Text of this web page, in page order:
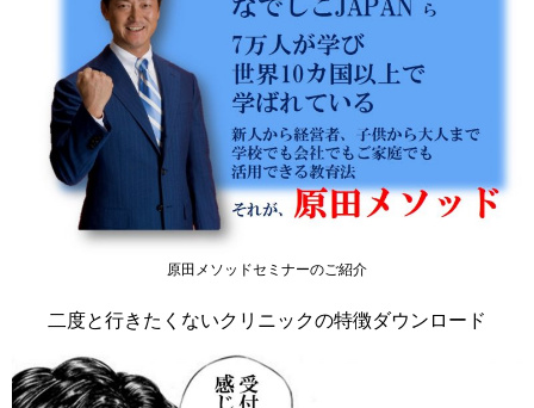
原田メソッドセミナーのご紹介
二度と行きたくないクリニックの特徴ダウンロード